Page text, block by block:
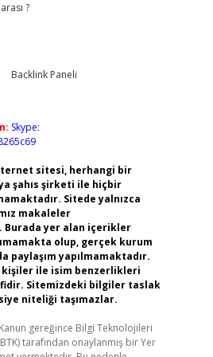
?
Skype:
sitesi, herhangi bir
şahıs şirketi ile hiçbir
Sitede yalnızca
makaleler
Burada yer alan içerikler
olup, gerçek kurum
paylaşım yapılmamaktadır.
kişiler ile isim benzerlikleri
Sitemizdeki bilgiler taslak
niteliği taşımazlar.
Kanun gereğince Bilgi Teknolojileri
tarafından onaylanmış bir Yer